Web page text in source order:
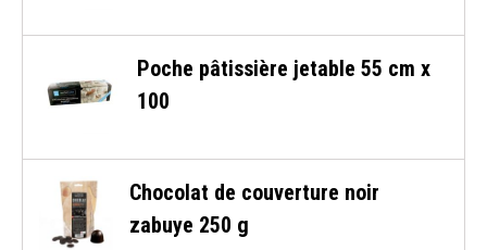
Poche pâtissière jetable 55 cm x
100
Chocolat de couverture noir
zabuye 250 g